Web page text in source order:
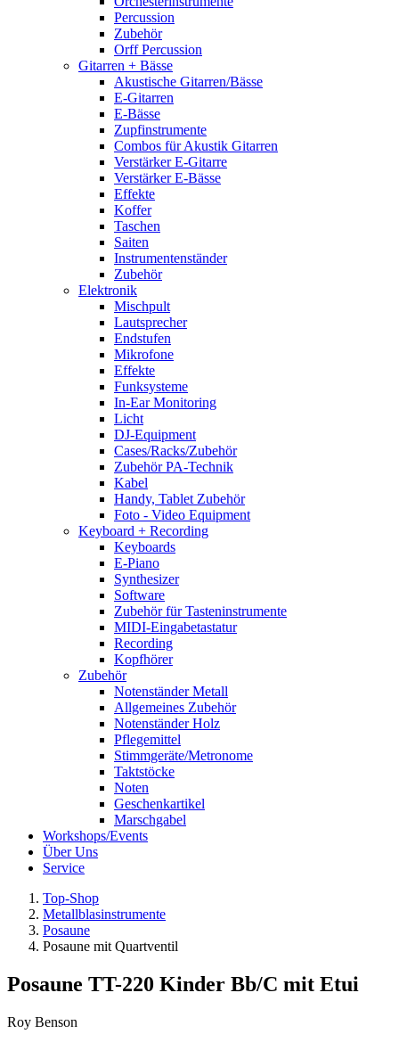
Percussion
Zubehör
Orff Percussion
Gitarren + Bässe
Akustische Gitarren/Bässe
E-Gitarren
E-Bässe
Zupfinstrumente
Combos für Akustik Gitarren
Verstärker E-Gitarre
Verstärker E-Bässe
Effekte
Koffer
Taschen
Saiten
Instrumentenständer
Zubehör
Elektronik
Mischpult
Lautsprecher
Endstufen
Mikrofone
Effekte
Funksysteme
In-Ear Monitoring
Licht
DJ-Equipment
Cases/Racks/Zubehör
Zubehör PA-Technik
Kabel
Handy, Tablet Zubehör
Foto - Video Equipment
Keyboard + Recording
Keyboards
E-Piano
Synthesizer
Software
Zubehör für Tasteninstrumente
MIDI-Eingabetastatur
Recording
Kopfhörer
Zubehör
Notenständer Metall
Allgemeines Zubehör
Notenständer Holz
Pflegemittel
Stimmgeräte/Metronome
Taktstöcke
Noten
Geschenkartikel
Marschgabel
Workshops/Events
Über Uns
Service
Top-Shop
Metallblasinstrumente
Posaune
Posaune mit Quartventil
Posaune TT-220 Kinder Bb/C mit Etui
Roy Benson